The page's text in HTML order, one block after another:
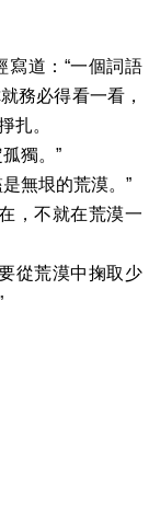
道： “一個詞語
務必得看一看，
扎。
獨。 ”
無垠的荒漠。 ”
，不就在荒漠一
從荒漠中掬取少